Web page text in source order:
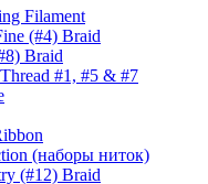
Filament
(#4) Braid
Braid
#1, #5 & #7
(наборы ниток)
(#12) Braid